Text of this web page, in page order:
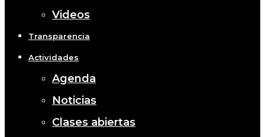
Videos
Transparencia
Actividades
Agenda
Noticias
Clases abiertas